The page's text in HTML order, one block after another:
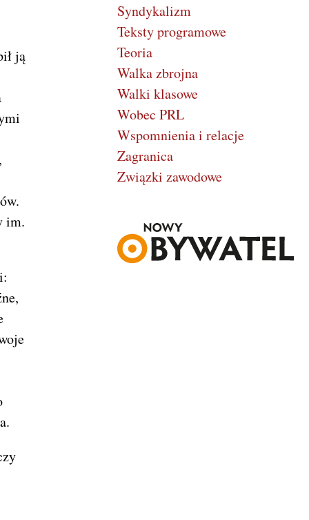
ją
im.
Syndykalizm
Teksty programowe
Teoria
Walka zbrojna
Walki klasowe
Wobec PRL
Wspomnienia i relacje
Zagranica
Związki zawodowe